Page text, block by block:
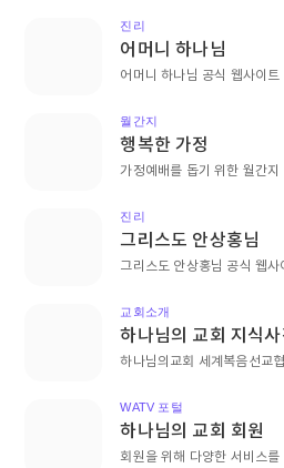
진리
어머니 하나님
어머니 하나님 공식 웹사이트
월간지
행복한 가정
가정예배를 돕기 위한 월간지
진리
그리스도 안상홍님
그리스도 안상홍님 공식 웹사
교회소개
하나님의 교회 지식사
하나님의교회 세계복음선교
WATV 포털
하나님의 교회 회원
회원을 위해 다양한 서비스